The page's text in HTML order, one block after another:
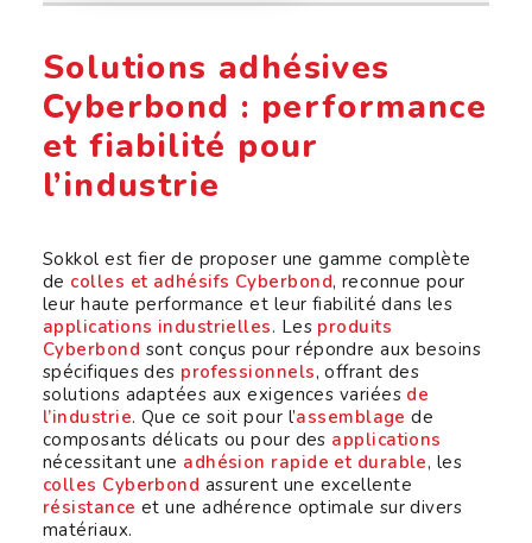
Solutions adhésives
Cyberbond : performance
et fiabilité pour
l’industrie
Sokkol est fier de proposer une gamme complète
de colles et adhésifs Cyberbond, reconnue pour
leur haute performance et leur fiabilité dans les
applications industrielles. Les produits
Cyberbond sont conçus pour répondre aux besoins
spécifiques des professionnels, offrant des
solutions adaptées aux exigences variées de
l’industrie. Que ce soit pour l’assemblage de
composants délicats ou pour des applications
nécessitant une adhésion rapide et durable, les
colles Cyberbond assurent une excellente
résistance et une adhérence optimale sur divers
matériaux.